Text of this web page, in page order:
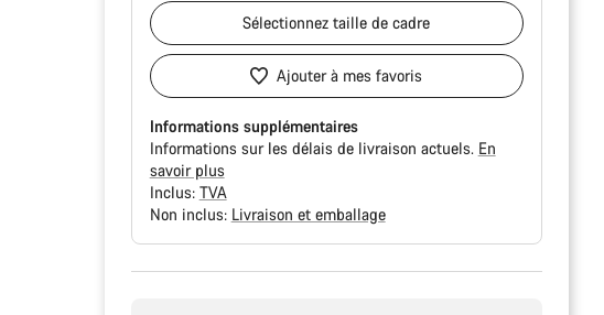
Sélectionneztaille de cadre
Ajouter à mes favoris
Informations supplémentaires
Informations sur les délais de livraison actuels. En
savoir plus
Inclus: TVA
Non inclus: Livraison et emballage